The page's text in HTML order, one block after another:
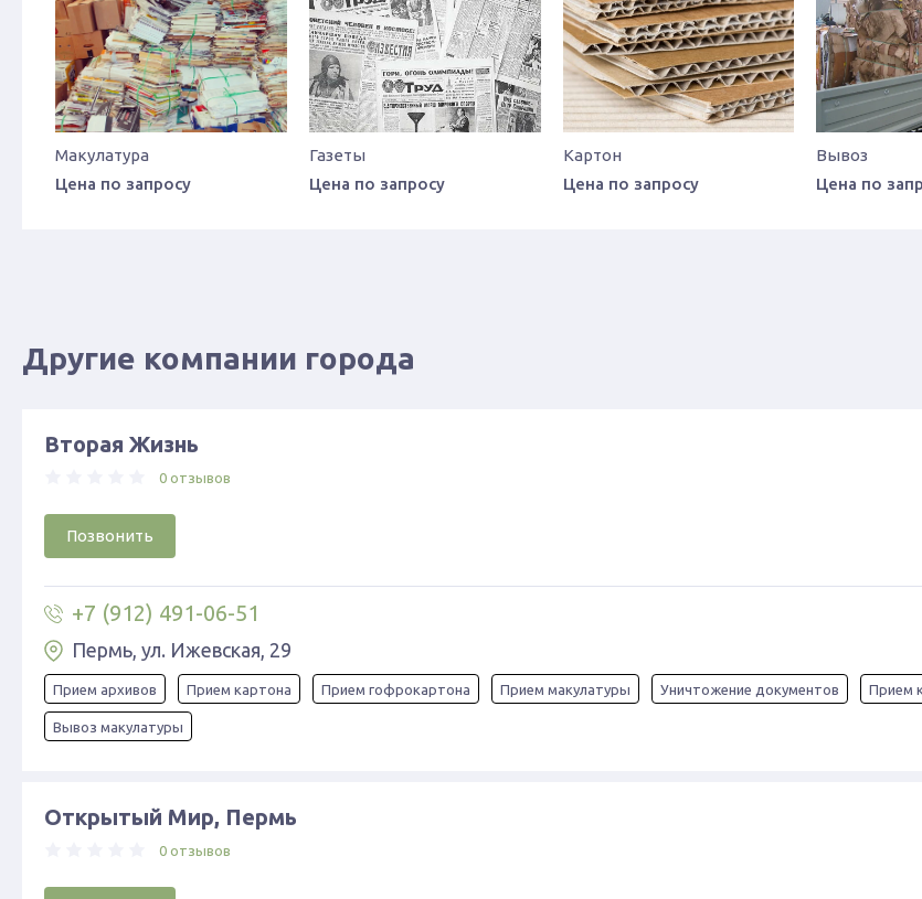
Макулатура
Цена по запросу
Газеты
Цена по запросу
Картон
Цена по запросу
Вывоз
Цена по
Другие компании города
Вторая Жизнь
0 отзывов
Позвонить
+7 (912) 491-06-51
Пермь, ул. Ижевская, 29
Прием архивов Прием картона Прием гофрокартона Прием макулатуры Уничтожение документов Прием
Вывоз макулатуры
Открытый Мир, Пермь
0 отзывов